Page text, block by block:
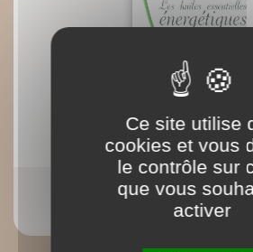
Les huiles essentielles
Serge Hernicot
Ce site utilise
cookies et vous
le contrôle sur
que vous
activer